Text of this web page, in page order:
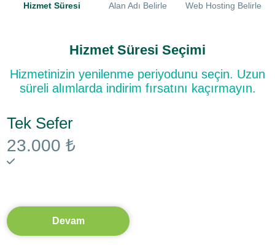
Hizmet Süresi Alan Adı Belirle Web Hosting Belirle
Hizmet Süresi Seçimi
Hizmetinizin yenilenme periyodunu seçin. Uzun
süreli alımlarda indirim fırsatını kaçırmayın.
Tek Sefer
23.000 ₺
Devam